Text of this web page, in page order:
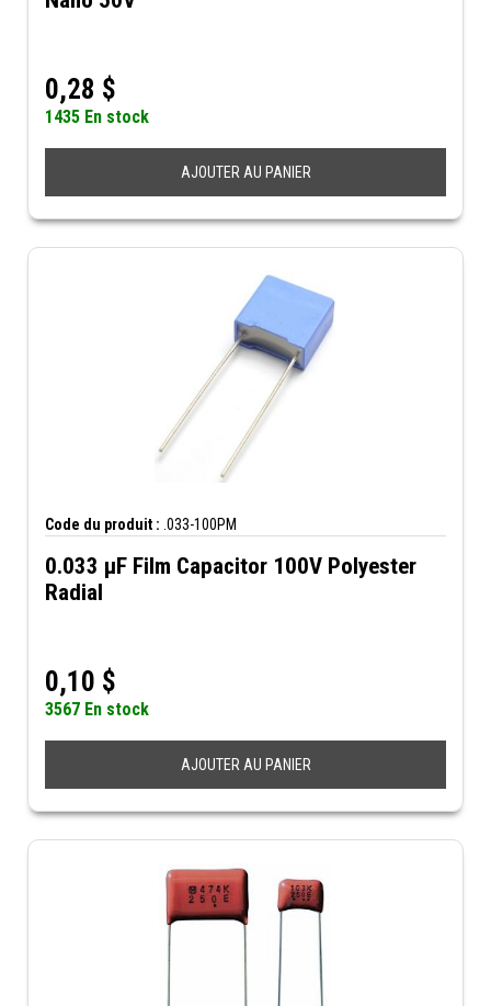
0,28 $
1435 En stock
AJOUTER AU PANIER
Code du produit : .033-100PM
0.033 µF Film Capacitor 100V Polyester
Radial
0,10 $
3567 En stock
AJOUTER AU PANIER